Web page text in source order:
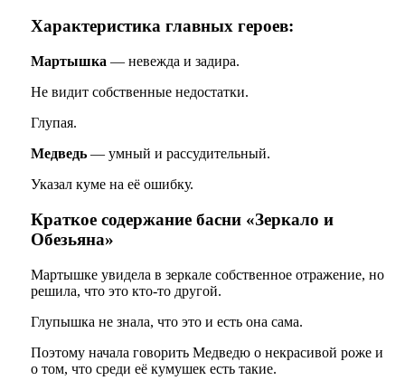
Характеристика главных героев:
Мартышка — невежда и задира.
Не видит собственные недостатки.
Глупая.
Медведь— умный и рассудительный.
Указал куме на её ошибку.
Краткое содержание басни «Зеркало и
Обезьяна»
Мартышке увидела в зеркале собственное отражение, но
решила, что это кто-то другой.
Глупышка не знала, что это и есть она сама.
Поэтому начала говорить Медведю о некрасивой роже и
о том, что среди её кумушек есть такие.